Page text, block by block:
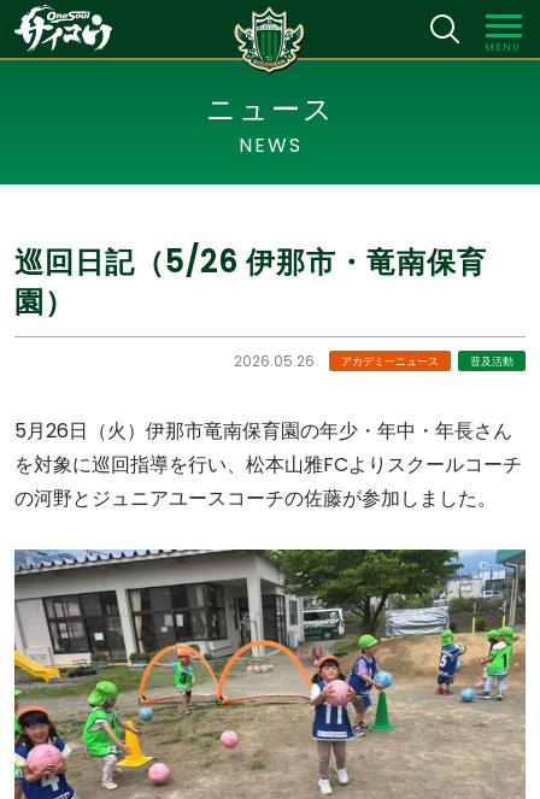
MENU
ニュース
NEWS
巡回日記（5/26 伊那市・竜南保育
園）
2026.05.26 アカデミーニュース 普及活動
5月26日（火）伊那市竜南保育園の年少・年中・年長さん
を対象に巡回指導を行い、松本山雅FCよりスクールコーチ
の河野とジュニアユースコーチの佐藤が参加しました。